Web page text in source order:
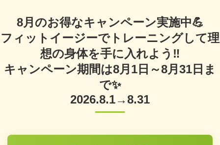
8月のお得なキャンペーン実施中💪
フィットイージーでトレーニングして理
想の身体を手に入れよう‼️
キャンペーン期間は8月1日～8月31日ま
で✨️
2026.8.1→8.31